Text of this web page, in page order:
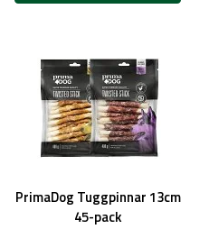
PrimaDog Tuggpinnar 13cm
45-pack